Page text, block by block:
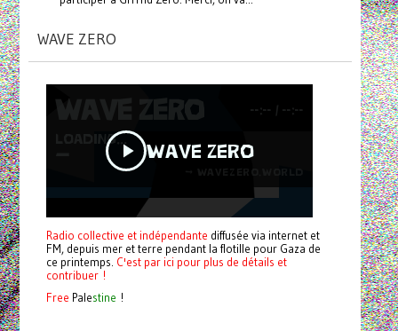
WAVE ZERO
Radio collective et indépendante diffusée via internet et
FM, depuis mer et terre pendant la flotille pour Gaza de
ce printemps. C'est par ici pour plus de détails et
contribuer !
Free Palestine !